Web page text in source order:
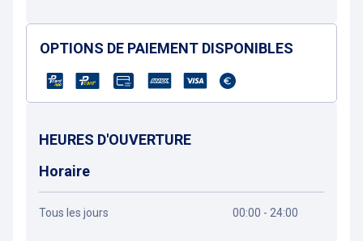
OPTIONS DE PAIEMENT DISPONIBLES
HEURES D'OUVERTURE
Horaire
Tous les jours 00:00 - 24:00